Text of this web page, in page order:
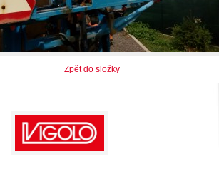
Zpět do složky